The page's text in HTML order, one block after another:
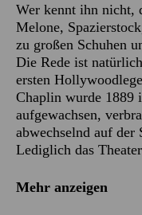
Wer kennt ihn nicht,
Melone,
zu großen Schuhen
Die Rede ist
ersten
Chaplin wurde 1889
aufgewachsen,
abwechselnd auf der
Lediglich das
Mehr anzeigen